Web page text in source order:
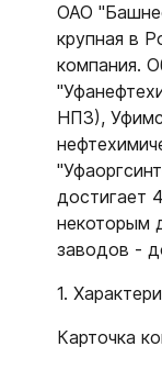
ОАО
крупная в
компания.
НПЗ),
достигает
некоторым
заводов -
1.
Карточка